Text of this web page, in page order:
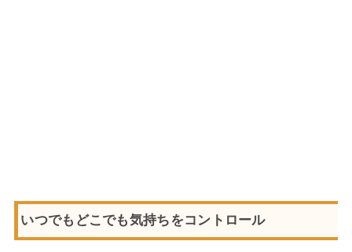
いつでもどこでも気持ちをコントロール